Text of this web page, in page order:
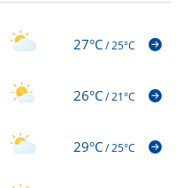
27°C/25°C
26°C/21°C
29°C/25°C